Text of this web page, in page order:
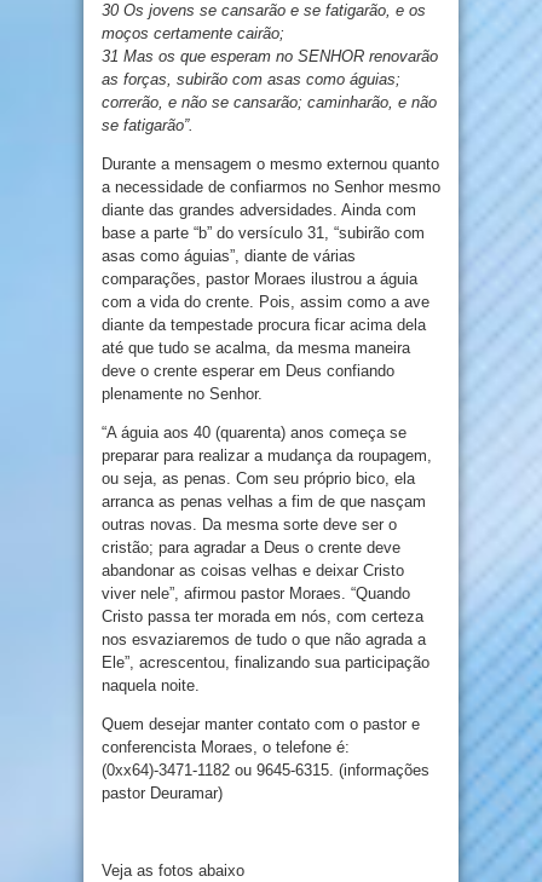
30 Os jovens se cansarão e se fatigarão, e os
moços certamente cairão;
31 Mas os que esperam no SENHOR renovarão
as forças, subirão com asas como águias;
correrão, e não se cansarão; caminharão, e não
se fatigarão”.
Durante a mensagem o mesmo externou quanto
a necessidade de confiarmos no Senhor mesmo
diante das grandes adversidades. Ainda com
base a parte “b” do versículo 31, “subirão com
asas como águias”, diante de várias
comparações, pastor Moraes ilustrou a águia
com a vida do crente. Pois, assim como a ave
diante da tempestade procura ficar acima dela
até que tudo se acalma, da mesma maneira
deve o crente esperar em Deus confiando
plenamente no Senhor.
“A águia aos 40 (quarenta) anos começa se
preparar para realizar a mudança da roupagem,
ou seja, as penas. Com seu próprio bico, ela
arranca as penas velhas a fim de que nasçam
outras novas. Da mesma sorte deve ser o
cristão; para agradar a Deus o crente deve
abandonar as coisas velhas e deixar Cristo
viver nele”, afirmou pastor Moraes. “Quando
Cristo passa ter morada em nós, com certeza
nos esvaziaremos de tudo o que não agrada a
Ele”, acrescentou, finalizando sua participação
naquela noite.
Quem desejar manter contato com o pastor e
conferencista Moraes, o telefone é:
(0xx64)-3471-1182 ou 9645-6315. (informações
pastor Deuramar)
Veja as fotos abaixo